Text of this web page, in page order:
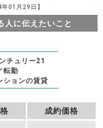
年01月29日】
人に伝えたいこと
チュリー21
転勤
ションの賃貸
成約価格